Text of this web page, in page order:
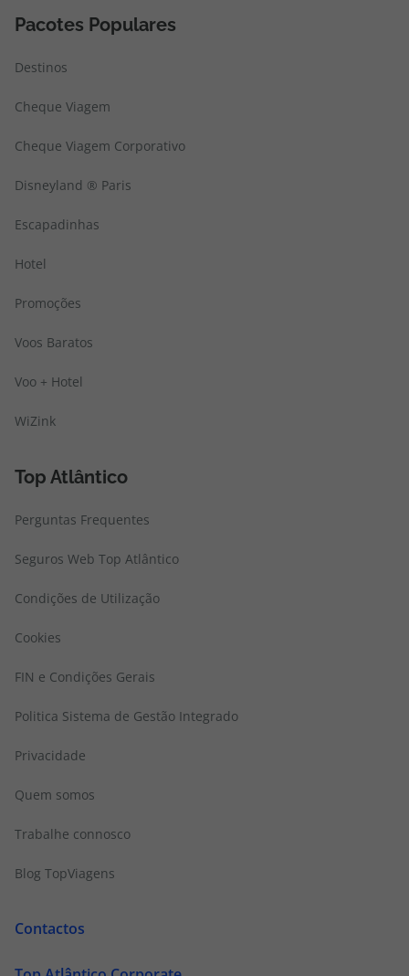
Pacotes Populares
Destinos
Cheque Viagem
Cheque Viagem Corporativo
Disneyland ® Paris
Escapadinhas
Hotel
Promoções
Voos Baratos
Voo + Hotel
WiZink
Top Atlântico
Perguntas Frequentes
Seguros Web Top Atlântico
Condições de Utilização
Cookies
FIN e Condições Gerais
Politica Sistema de Gestão Integrado
Privacidade
Quem somos
Trabalhe connosco
Blog TopViagens
Contactos